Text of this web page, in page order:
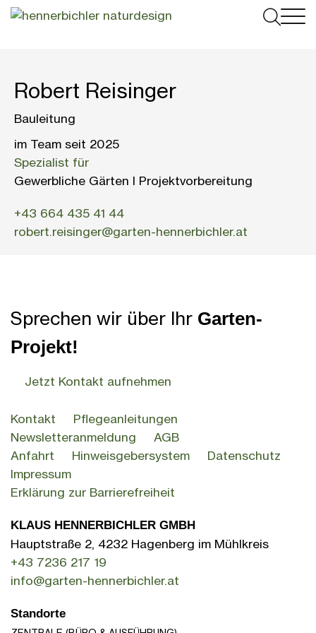

Gartenpflege
Gartenmöbel
Pflanzenunikate
Pflanzgefäße
Outdoor Küchen
Poolkonfigurator
Pakete & Kosten
Umrüstung & Service
B2B
Dachbegrünung
Gewerblicher Badeteich
Referenzen
Über uns
Infotage
Jobs
Anfahrt

Kontakt
Gartenblog
Robert Reisinger
Bauleitung
im Team seit 2025
Spezialist für
Gewerbliche Gärten I Projektvorbereitung
+43 664 435 41 44
robert.reisinger@garten-hennerbichler.at
Sprechen wir über Ihr Garten-
Projekt!
Jetzt Kontakt aufnehmen
Kontakt
Pflegeanleitungen
Newsletteranmeldung
AGB
Anfahrt
Hinweisgebersystem
Datenschutz
Impressum
Erklärung zur Barrierefreiheit
KLAUS HENNERBICHLER GMBH
Hauptstraße 2, 4232 Hagenberg im Mühlkreis
+43 7236 217 19
info@garten-hennerbichler.at
Standorte